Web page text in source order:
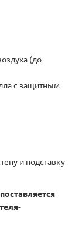
(до
с защитным
и подставку